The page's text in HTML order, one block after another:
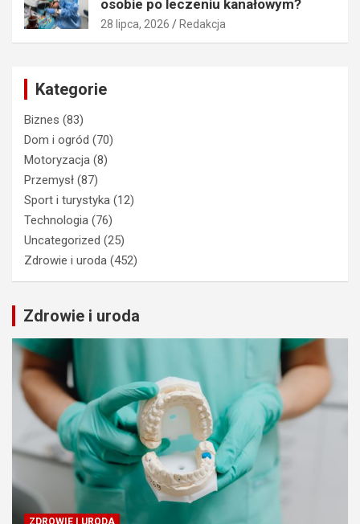
osobie po leczeniu kanałowym?
28 lipca, 2026 Redakcja
Kategorie
Biznes (83)
Dom i ogród (70)
Motoryzacja (8)
Przemysł (87)
Sport i turystyka (12)
Technologia (76)
Uncategorized (25)
Zdrowie i uroda (452)
Zdrowie i uroda
ZDROWIE I URODA